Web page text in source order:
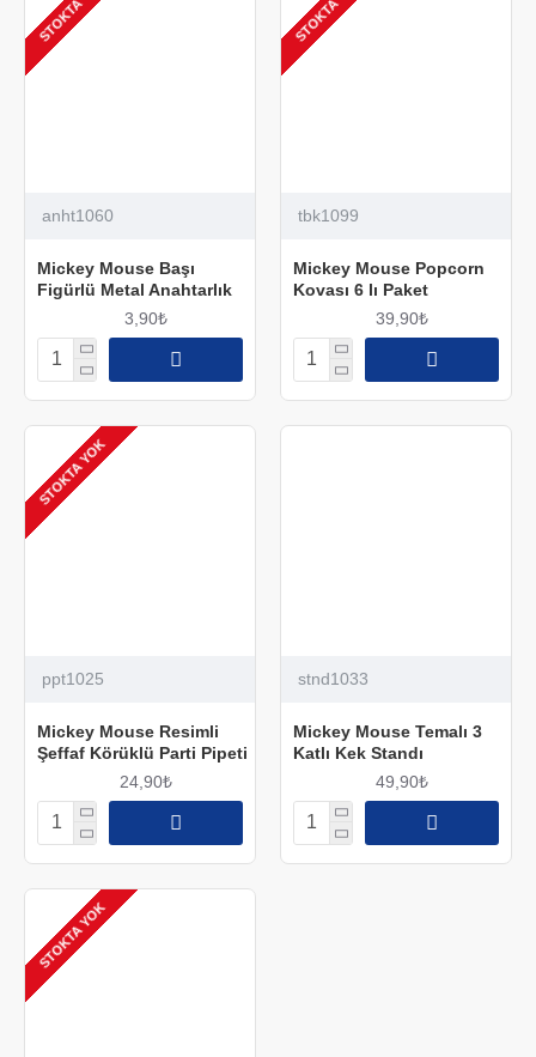
anht1060
Mickey Mouse Başı
Figürlü Metal Anahtarlık
3,90₺
tbk1099
Mickey Mouse Popcorn
Kovası 6 lı Paket
39,90₺
STOKTA YOK
ppt1025
Mickey Mouse Resimli
Şeffaf Körüklü Parti Pipeti
24,90₺
stnd1033
Mickey Mouse Temalı 3
Katlı Kek Standı
49,90₺
STOKTA YOK